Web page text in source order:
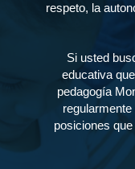
respeto, la
Si usted
educativa
pedagogía
posiciones